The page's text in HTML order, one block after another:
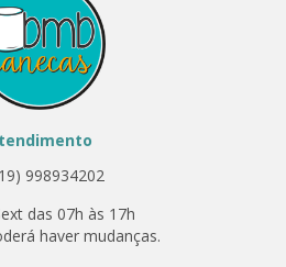
998934202
das 07h às 17h
haver mudanças.